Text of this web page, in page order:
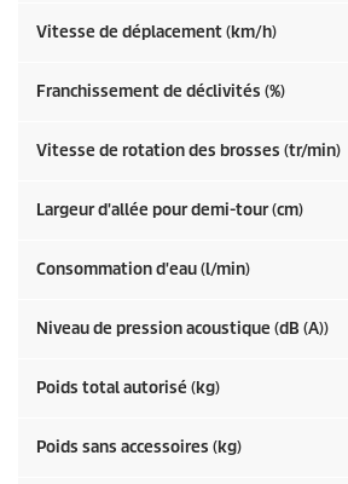
Vitesse de déplacement (km/h)
Franchissement de déclivités (%)
Vitesse de rotation des brosses (tr/min)
Largeur d'allée pour demi-tour (cm)
Consommation d'eau (l/min)
Niveau de pression acoustique (dB (A))
Poids total autorisé (kg)
Poids sans accessoires (kg)